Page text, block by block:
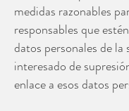
medidas razonables
responsables que
datos personales de
interesado de
enlace a esos datos